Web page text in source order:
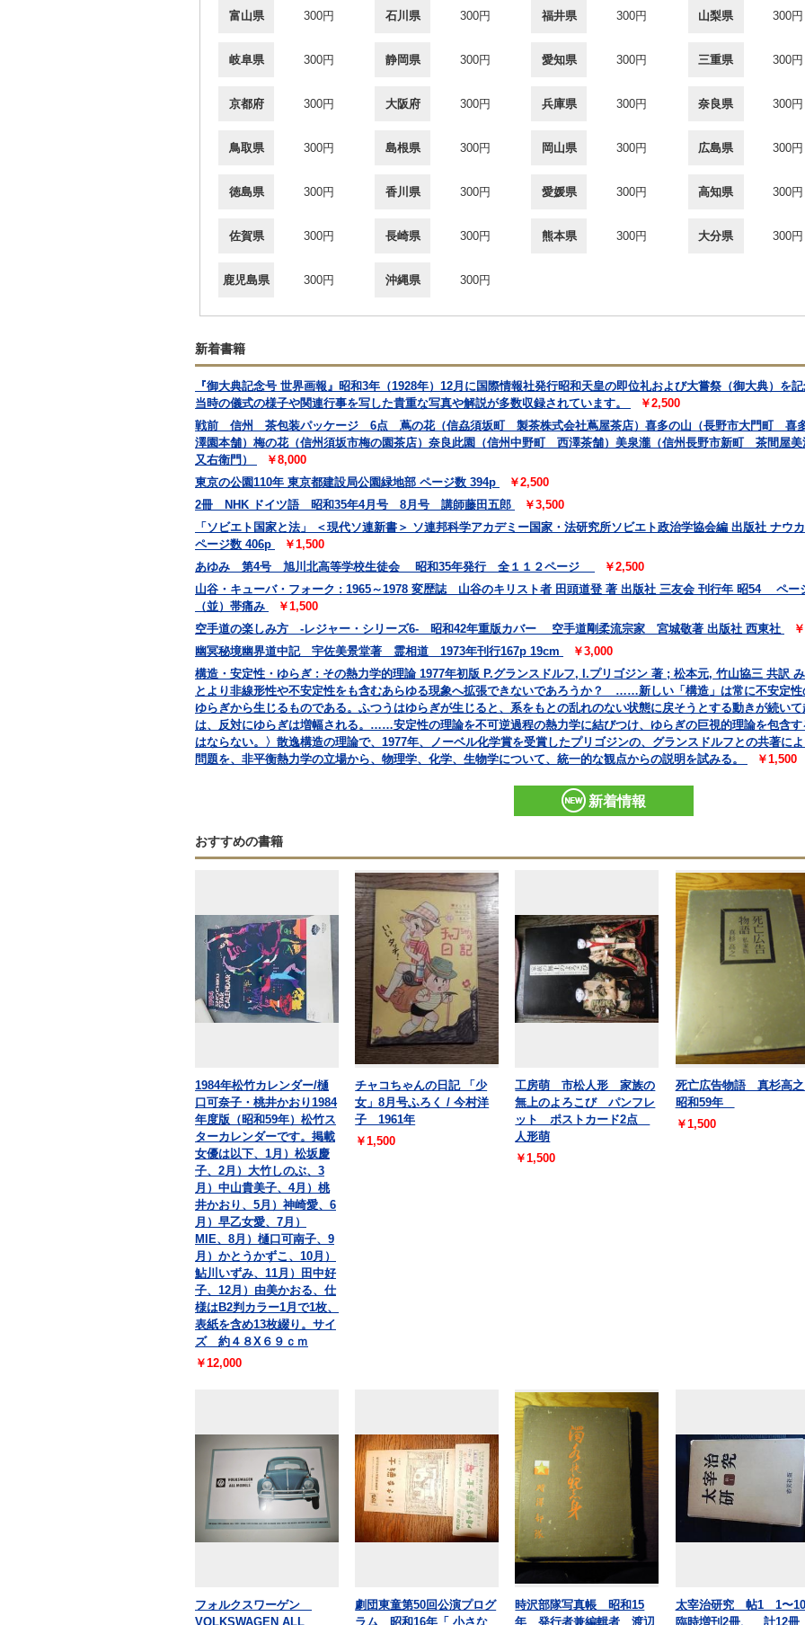
富山県 300円 石川県 300円 福井県 300円 山梨県 300円
岐阜県 300円 静岡県 300円 愛知県 300円 三重県 300円
京都府 300円 大阪府 300円 兵庫県 300円 奈良県 300円
鳥取県 300円 島根県 300円 岡山県 300円 広島県 300円
徳島県 300円 香川県 300円 愛媛県 300円 高知県 300円
佐賀県 300円 長崎県 300円 熊本県 300円 大分県 300円
鹿児島県 300円 沖縄県 300円
新着書籍
『御大典記念号 世界画報』昭和3年（1928年）12月に国際情報社発行昭和天皇の即位礼および大嘗祭（御大典）を
当時の儀式の様子や関連行事を写した貴重な写真や解説が多数収録されています。
￥2,500
戦前 信州 茶包装パッケージ 6点 蔦の花（信劦須坂町 製茶株式会社蔦屋茶店）喜多の山（長野市大門町 喜
澤園本舗）梅の花（信州須坂市梅の園茶店）奈良此園（信州中野町 西澤茶舗）美泉瀧（信州長野市新町 茶間屋
又右衛門）
￥8,000
東京の公園110年 東京都建設局公園緑地部 ページ数 394p
￥2,500
2冊 NHK ドイツ語 昭和35年4月号 8月号 講師藤田五郎
￥3,500
「ソビエト国家と法」 ＜現代ソ連新書＞ ソ連邦科学アカデミー国家・法研究所ソビエト政治学協会編 出版社 ナウ
ページ数 406p
￥1,500
あゆみ 第4号 旭川北高等学校生徒会 昭和35年発行 全１１２ページ
￥2,500
山谷・キューバ・フォーク : 1965～1978 変歴誌 山谷のキリスト者 田頭道登 著 出版社 三友会 刊行年 昭54 ペー
（並）帯痛み
￥1,500
空手道の楽しみ方 -レジャー・シリーズ6- 昭和42年重版カバー 空手道剛柔流宗家 宮城敬著 出版社 西東社
幽冥秘境幽界道中記 宇佐美景堂著 霊相道 1973年刊行167p 19cm
￥3,000
構造・安定性・ゆらぎ : その熱力学的理論 1977年初版 P.グランスドルフ, I.プリゴジン 著 ; 松本元, 竹山協三 共訳
とより非線形性や不安定性をも含むあらゆる現象へ拡張できないであろうか？ ……新しい「構造」は常に不安定性
ゆらぎから生じるものである。ふつうはゆらぎが生じると、系をもとの乱れのない状態に戻そうとする動きが続い
は、反対にゆらぎは増幅される。……安定性の理論を不可逆過程の熱力学に結びつけ、ゆらぎの巨視的理論を包含
はならない。〉散逸構造の理論で、1977年、ノーベル化学賞を受賞したプリゴジンの、グランスドルフとの共著に
問題を、非平衡熱力学の立場から、物理学、化学、生物学について、統一的な観点からの説明を試みる。
￥1,500
新着情報
おすすめの書籍
1984年松竹カレンダー/樋
口可奈子・桃井かおり1984
年度版（昭和59年）松竹ス
ターカレンダーです。掲載
女優は以下、1月）松坂慶
子、2月）大竹しのぶ、3
月）中山貴美子、4月）桃
井かおり、5月）神崎愛、6
月）早乙女愛、7月）
MIE、8月）樋口可南子、9
月）かとうかずこ、10月）
鮎川いずみ、11月）田中好
子、12月）由美かおる、仕
様はB2判カラー1月で1枚、
表紙を含め13枚綴り。サイ
ズ 約４８X６９ｃｍ
￥12,000
チャコちゃんの日記 「少
女」8月号ふろく / 今村洋
子 1961年
￥1,500
工房萌 市松人形 家族の
無上のよろこび パンフレ
ット ポストカード2点
人形萌
￥1,500
死亡広告物語 真杉高之
昭和59年
￥1,500
フォルクスワーゲン
VOLKSWAGEN ALL
劇団東童第50回公演プログ
ラム 昭和16年「 小さな
時沢部隊写真帳 昭和15
年 発行者兼編輯者 渡辺
太宰治研究 帖1 1〜10
臨時増刊2冊、 計12冊